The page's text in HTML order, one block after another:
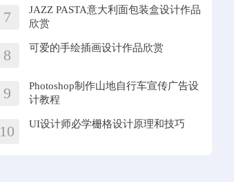
7
JAZZ PASTA意大利面包装盒设计作品
欣赏
8 可爱的手绘插画设计作品欣赏
9
Photoshop制作山地自行车宣传广告设
计教程
10 UI设计师必学栅格设计原理和技巧